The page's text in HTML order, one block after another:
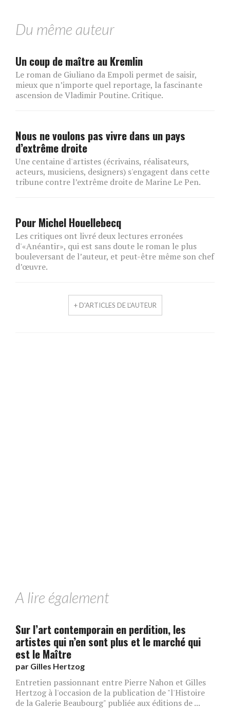
Du même auteur
Un coup de maître au Kremlin
Le roman de Giuliano da Empoli permet de saisir,
mieux que n’importe quel reportage, la fascinante
ascension de Vladimir Poutine. Critique.
Nous ne voulons pas vivre dans un pays
d’extrême droite
Une centaine d'artistes (écrivains, réalisateurs,
acteurs, musiciens, designers) s'engagent dans cette
tribune contre l’extrême droite de Marine Le Pen.
Pour Michel Houellebecq
Les critiques ont livré deux lectures erronées
d'«Anéantir», qui est sans doute le roman le plus
bouleversant de l’auteur, et peut-être même son chef
d’œuvre.
+ D'ARTICLES DE L'AUTEUR
A lire également
Sur l’art contemporain en perdition, les
artistes qui n’en sont plus et le marché qui
est le Maître
par Gilles Hertzog
Entretien passionnant entre Pierre Nahon et Gilles
Hertzog à l'occasion de la publication de "l'Histoire
de la Galerie Beaubourg" publiée aux éditions de ...